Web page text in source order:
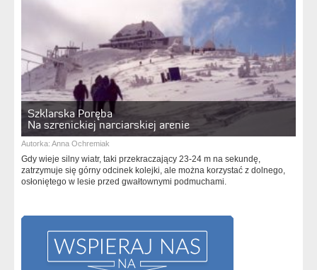
Szklarska Poręba
Na szrenickiej narciarskiej arenie
Autorka: Anna Ochremiak
Gdy wieje silny wiatr, taki przekraczający 23-24 m na sekundę,
zatrzymuje się górny odcinek kolejki, ale można korzystać z dolnego,
osłoniętego w lesie przed gwałtownymi podmuchami.